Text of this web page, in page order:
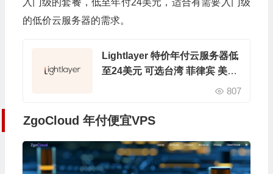
入门级的套餐，低至年付24美元，适合有需要入门级
的低价云服务器的需求。
Lightlayer 特价年付云服务器低
至24美元 可选台湾 菲律宾 美国
807
ZgoCloud 年付便宜VPS